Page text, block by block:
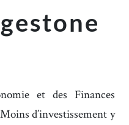
et des Finances
d’investissement y